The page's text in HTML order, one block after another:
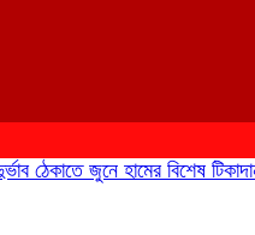
জুনে হামের বিশেষ টিকাদান;